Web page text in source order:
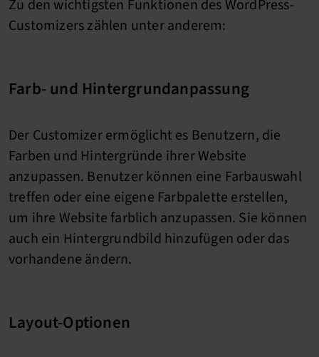
Zu den wichtigsten Funktionen des WordPress-
Customizers zählen unter anderem:
Farb- und Hintergrundanpassung
Der Customizer ermöglicht es Benutzern, die
Farben und Hintergründe ihrer Website
anzupassen. Benutzer können eine Farbauswahl
treffen oder eine eigene Farbpalette erstellen,
um ihre Website farblich anzupassen. Sie können
auch ein Hintergrundbild hinzufügen oder das
vorhandene ändern.
Layout-Optionen